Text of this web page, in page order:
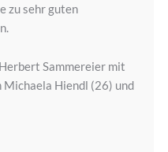
zu sehr guten
Sammereier mit
Hiendl (26) und